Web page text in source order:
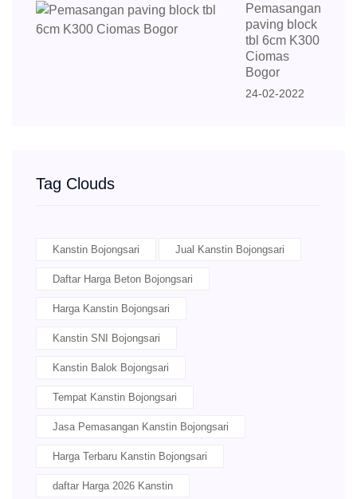
Pemasangan
paving block
tbl 6cm K300
Ciomas
Bogor
24-02-2022
Tag Clouds
Kanstin Bojongsari Jual Kanstin Bojongsari
Daftar Harga Beton Bojongsari
Harga Kanstin Bojongsari
Kanstin SNI Bojongsari
Kanstin Balok Bojongsari
Tempat Kanstin Bojongsari
Jasa Pemasangan Kanstin Bojongsari
Harga Terbaru Kanstin Bojongsari
daftar Harga 2026 Kanstin